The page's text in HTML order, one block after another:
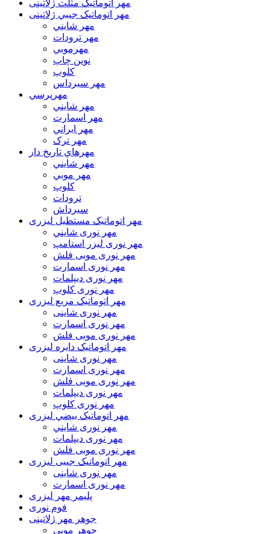
مهر اتوماتیک مثلث ژلاتینی
مهر اتوماتیک جيبي ژلاتینی
مهر شايني
مهر ترودات
مهرموبي
نوين چاپ
کلوپ
مهر سيرداس
مهرپرسي
مهر شايني
مهر اسمارت
مهر ايراني
مهر ترک
مهرهاي تاريخ دار
مهر شايني
مهر موبي
کلوپ
ترودات
سیرداش
مهر اتوماتیک مستطیل لیزری
مهر نوری شايني
مهر نوری لیزر استامپ
مهر نوری موبی فلش
مهر نوری اسمارت
مهر نوری ديپلمات
مهر نوری کلوپ
مهر اتوماتیک مربع لیزری
مهر نوری شاینی
مهر نوری اسمارت
مهر نوری موبی فلش
مهر اتوماتیک دايره لیزری
مهر نوری شاینی
مهر نوری اسمارت
مهر نوری موبی فلش
مهر نوری دیپلمات
مهر نوری کلوپ
مهر اتوماتیک بيضي لیزری
مهر نوری شايني
مهر نوری دیپلمات
مهر نوری موبی فلش
مهر اتوماتیک جیبی لیزری
مهر نوری شاینی
مهر نوری اسمارت
پلیمر مهر لیزری
فوم نوری
جوهر مهر ژلاتینی
جوهر موبي